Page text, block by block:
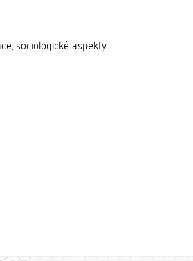
sociologické aspekty